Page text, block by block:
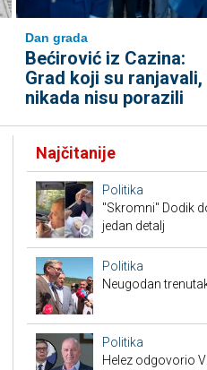
Dan grada
Bećirović iz Cazina:
Grad koji su ranjavali,
nikada nisu porazili
Najčitanije
Politika
"Skromni" Dodik
jedan detalj
Politika
Neugodan
Politika
Helez odgovorio